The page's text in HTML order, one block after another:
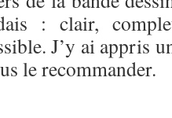
: clair,
J’y ai appris
le recommander.